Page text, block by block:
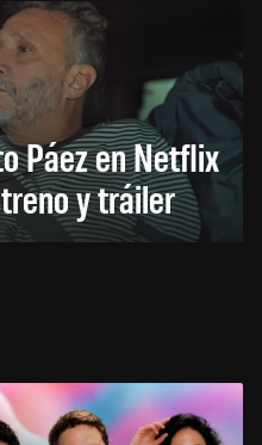
Páez en Netflix
y tráiler